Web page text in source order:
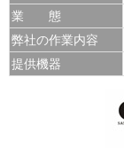
業 態
弊社の作業内容
提供機器